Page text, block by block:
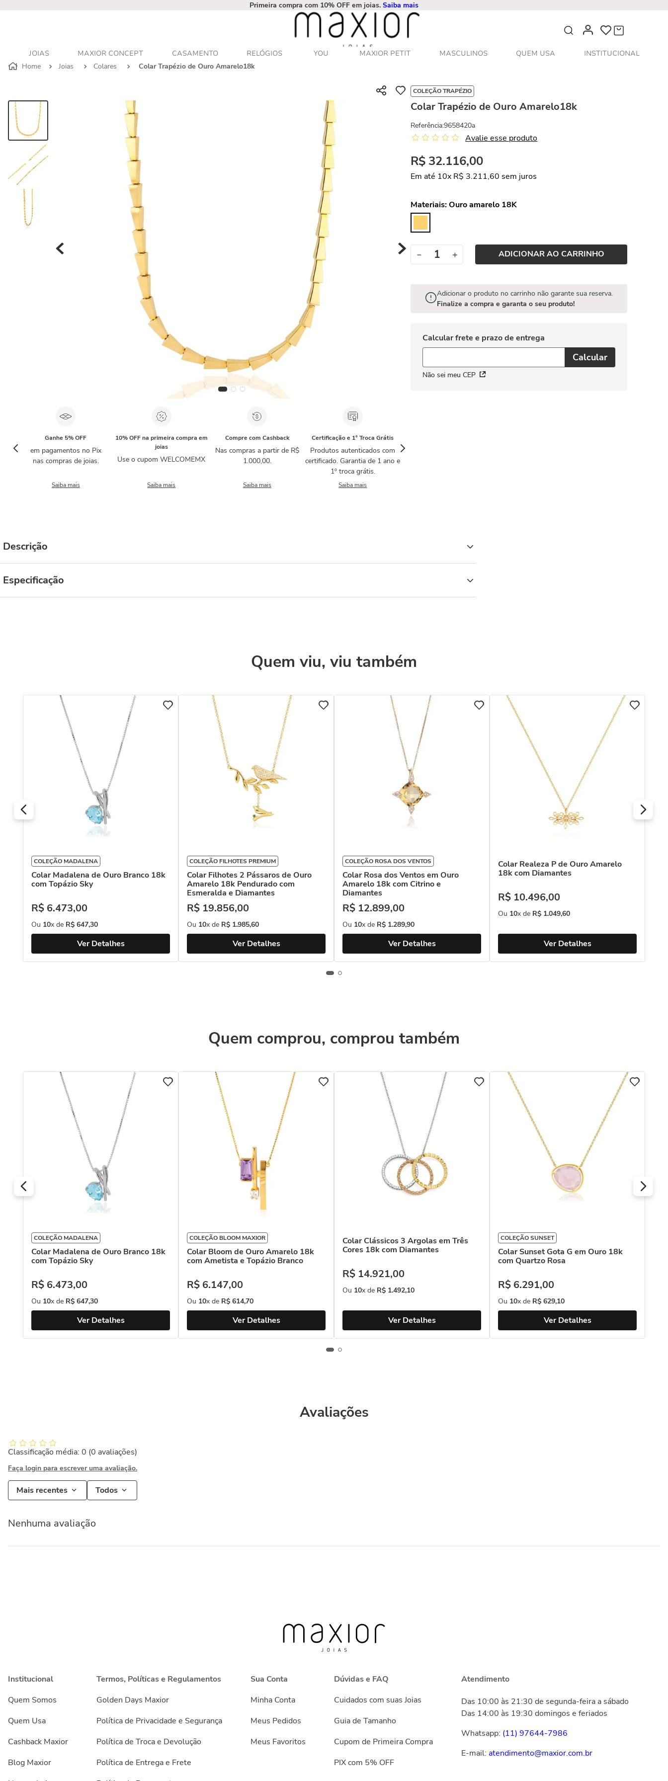
Primeira compra com 10% OFF em joias. Saiba mais
O que você procura?
JOIAS MAXIOR CONCEPT CASAMENTO RELÓGIOS YOU MAXIOR PETIT MASCULINOS QUEM USA
INSTITUCIONAL
Joias
Colares Colar Trapézio de Ouro Amarelo18k
Ganhe 5% OFF
em pagamentos no Pix
nas compras de joias.
Saiba mais
10% OFF na primeira compra em
joias
Use o cupom WELCOMEMX
Saiba mais
Compre com Cashback
Nas compras a partir de R$
1.000,00.
Saiba mais
Certificação e 1° Troca Grátis
Produtos autenticados com
certificado. Garantia de 1 ano e
1º troca grátis.
Saiba mais
COLEÇÃO TRAPÉZIO
Colar Trapézio de Ouro Amarelo18k
Referência:9658420a
Avalie esse produto
R$ 32.116,00
Em até 10x R$ 3.211,60 sem juros
Materiais:Ouro amarelo 18K
＋
－ ADICIONAR AO CARRINHO
Adicionar o produto no carrinho não garante sua reserva.
Finalize a compra e garanta o seu produto!
Não sei meu CEP
Descrição
Especificação
Quem viu, viu também
COLEÇÃO MADALENA
Colar Madalena de Ouro Branco 18k
com Topázio Sky
R$ 6.473,00
Ou 10x de R$ 647,30
Ver Detalhes
COLEÇÃO FILHOTES PREMIUM
Colar Filhotes 2 Pássaros de Ouro
Amarelo 18k Pendurado com
Esmeralda e Diamantes
R$ 19.856,00
Ou 10x de R$ 1.985,60
Ver Detalhes
COLEÇÃO ROSA DOS VENTOS
Colar Rosa dos Ventos em Ouro
Amarelo 18k com Citrino e
Diamantes
R$ 12.899,00
Ou 10x de R$ 1.289,90
Ver Detalhes
Colar Realeza P de Ouro Amarelo
18k com Diamantes
R$ 10.496,00
Ou 10x de R$ 1.049,60
Ver Detalhes
Quem comprou, comprou também
COLEÇÃO MADALENA
Colar Madalena de Ouro Branco 18k
com Topázio Sky
R$ 6.473,00
Ou 10x de R$ 647,30
Ver Detalhes
COLEÇÃO BLOOM MAXIOR
Colar Bloom de Ouro Amarelo 18k
com Ametista e Topázio Branco
R$ 6.147,00
Ou 10x de R$ 614,70
Ver Detalhes
Colar Clássicos 3 Argolas em Três
Cores 18k com Diamantes
R$ 14.921,00
Ou 10x de R$ 1.492,10
Ver Detalhes
COLEÇÃO SUNSET
Colar Sunset Gota G em Ouro 18k
com Quartzo Rosa
R$ 6.291,00
Ou 10x de R$ 629,10
Ver Detalhes
Avaliações
Classificação média: 0 (0 avaliações)
Faça login para escrever uma avaliação.
Mais recentes Todos
Nenhuma avaliação
Institucional
Quem Somos
Quem Usa
Cashback Maxior
Blog Maxior
Termos, Políticas e Regulamentos
Golden Days Maxior
Política de Privacidade e Segurança
Política de Troca e Devolução
Política de Entrega e Frete
Sua Conta
Minha Conta
Meus Pedidos
Meus Favoritos
Dúvidas e FAQ
Cuidados com suas Joias
Guia de Tamanho
Cupom de Primeira Compra
PIX com 5% OFF
Atendimento
Das 10:00 às 21:30 de segunda-feira a sábado
Das 14:00 às 19:30 domingos e feriados
Whatsapp: (11) 97644-7986
E-mail: atendimento@maxior.com.br